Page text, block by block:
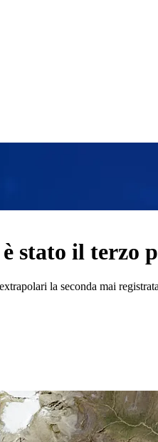
stato il terzo
la seconda mai